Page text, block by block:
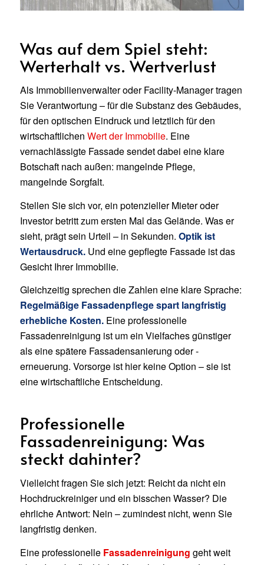
Was auf dem Spiel steht:
Werterhalt vs. Wertverlust
Als Immobilienverwalter oder Facility-Manager tragen
Sie Verantwortung – für die Substanz des Gebäudes,
für den optischen Eindruck und letztlich für den
wirtschaftlichen Wert der Immobilie. Eine
vernachlässigte Fassade sendet dabei eine klare
Botschaft nach außen: mangelnde Pflege,
mangelnde Sorgfalt.
Stellen Sie sich vor, ein potenzieller Mieter oder
Investor betritt zum ersten Mal das Gelände. Was er
sieht, prägt sein Urteil – in Sekunden. Optik ist
Wertausdruck.Und eine gepflegte Fassade ist das
Gesicht Ihrer Immobilie.
Gleichzeitig sprechen die Zahlen eine klare Sprache:
Regelmäßige Fassadenpflege spart langfristig
erhebliche Kosten.Eine professionelle
Fassadenreinigung ist um ein Vielfaches günstiger
als eine spätere Fassadensanierung oder -
erneuerung. Vorsorge ist hier keine Option – sie ist
eine wirtschaftliche Entscheidung.
Professionelle
Fassadenreinigung: Was
steckt dahinter?
Vielleicht fragen Sie sich jetzt: Reicht da nicht ein
Hochdruckreiniger und ein bisschen Wasser? Die
ehrliche Antwort: Nein – zumindest nicht, wenn Sie
langfristig denken.
Eine professionelle Fassadenreinigung geht weit